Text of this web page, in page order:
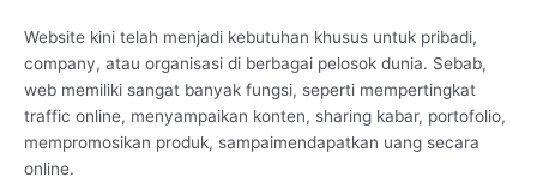
Website kini telah menjadi kebutuhan khusus untuk pribadi,
company, atau organisasi di berbagai pelosok dunia. Sebab,
web memiliki sangat banyak fungsi, seperti mempertingkat
traffic online, menyampaikan konten, sharing kabar, portofolio,
mempromosikan produk, sampaimendapatkan uang secara
online.